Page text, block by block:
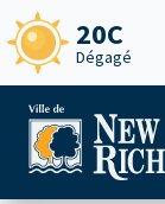
20C
Dégagé